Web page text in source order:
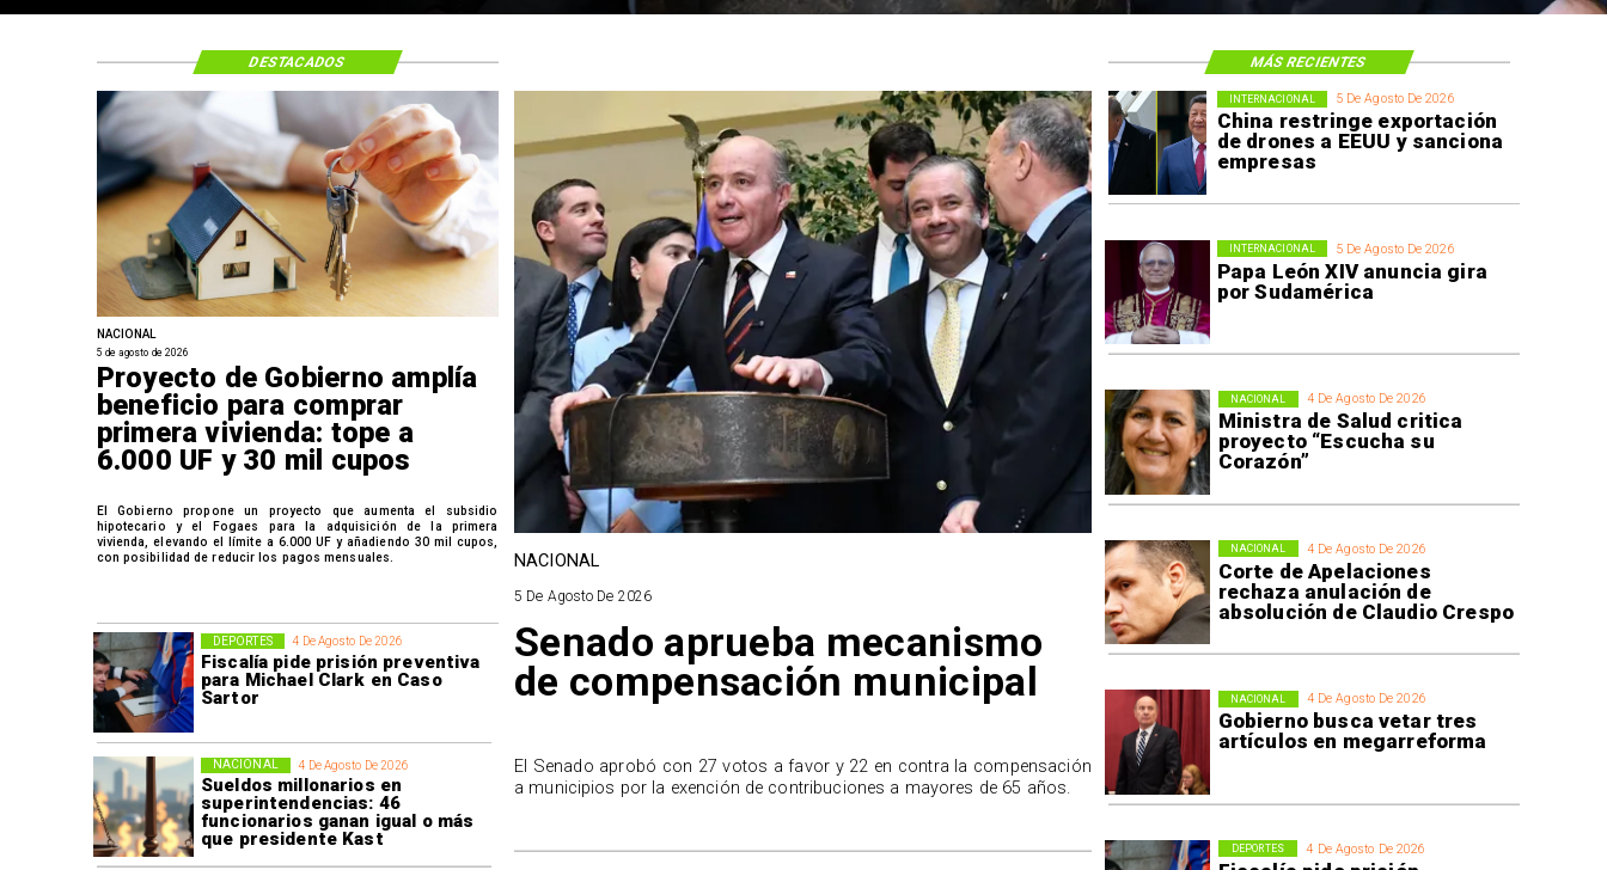
5 De Agosto De 2026
China restringe exportación
de drones a EEUU y sanciona
empresas
INTERNACIONAL
5 De Agosto De 2026
Papa León XIV anuncia gira
por Sudamérica
INTERNACIONAL
4 De Agosto De 2026
Ministra de Salud critica
proyecto “Escucha su
Corazón”
NACIONAL
4 De Agosto De 2026
Corte de Apelaciones
rechaza anulación de
absolución de Claudio Crespo
NACIONAL
4 De Agosto De 2026
Gobierno busca vetar tres
artículos en megarreforma
NACIONAL
4 De Agosto De 2026
DEPORTES
4 De Agosto De 2026
Fiscalía pide prisión preventiva
para Michael Clark en Caso
Sartor
DEPORTES
4 De Agosto De 2026
Sueldos millonarios en
superintendencias: 46
funcionarios ganan igual o más
que presidente Kast
NACIONAL
NACIONAL
5 de agosto de 2026
Proyecto de Gobierno amplía
beneficio para comprar
primera vivienda: tope a
6.000 UF y 30 mil cupos
El Gobierno propone un proyecto que aumenta el subsidio
hipotecario y el Fogaes para la adquisición de la primera
vivienda, elevando el límite a 6.000 UF y añadiendo 30 mil cupos,
con posibilidad de reducir los pagos mensuales.
NACIONAL
5 De Agosto De 2026
Senado aprueba mecanismo
de compensación municipal
El Senado aprobó con 27 votos a favor y 22 en contra la compensación
a municipios por la exención de contribuciones a mayores de 65 años.
DESTACADOS MÁS RECIENTES